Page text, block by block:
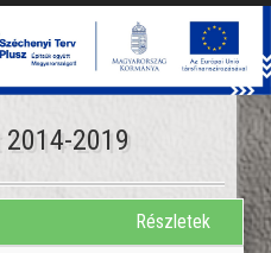
2019
Részletek